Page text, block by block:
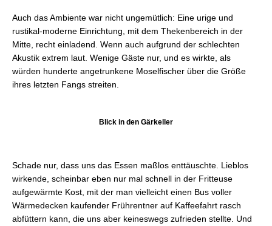
Auch das Ambiente war nicht ungemütlich: Eine urige und
rustikal-moderne Einrichtung, mit dem Thekenbereich in der
Mitte, recht einladend. Wenn auch aufgrund der schlechten
Akustik extrem laut. Wenige Gäste nur, und es wirkte, als
würden hunderte angetrunkene Moselfischer über die Größe
ihres letzten Fangs streiten.
Blick in den Gärkeller
Schade nur, dass uns das Essen maßlos enttäuschte. Lieblos
wirkende, scheinbar eben nur mal schnell in der Fritteuse
aufgewärmte Kost, mit der man vielleicht einen Bus voller
Wärmedecken kaufender Frührentner auf Kaffeefahrt rasch
abfüttern kann, die uns aber keineswegs zufrieden stellte. Und